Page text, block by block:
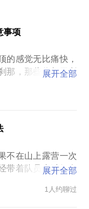
事项
的感觉无比痛快，
那，那些你都无所
我们需要注意的还
于：
问题更具体化。毕
题。请把你的问题
展开全部
不在山上露营一次
带着队员走过好多
，晚上数星星，早
展开全部
1人约聊过